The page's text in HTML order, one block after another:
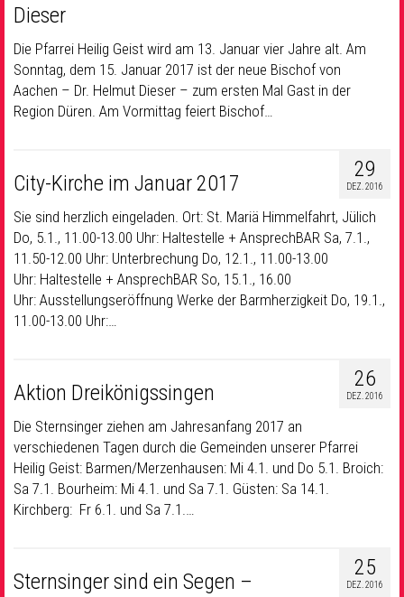
Dieser
Die Pfarrei Heilig Geist wird am 13. Januar vier Jahre alt. Am
Sonntag, dem 15. Januar 2017 ist der neue Bischof von
Aachen – Dr. Helmut Dieser – zum ersten Mal Gast in der
Region Düren. Am Vormittag feiert Bischof…
29
DEZ. 2016
City-Kirche im Januar 2017
Sie sind herzlich eingeladen. Ort: St. Mariä Himmelfahrt, Jülich
Do, 5.1., 11.00-13.00 Uhr: Haltestelle + AnsprechBAR Sa, 7.1.,
11.50-12.00 Uhr: Unterbrechung Do, 12.1., 11.00-13.00
Uhr: Haltestelle + AnsprechBAR So, 15.1., 16.00
Uhr: Ausstellungseröffnung Werke der Barmherzigkeit Do, 19.1.,
11.00-13.00 Uhr:…
26
DEZ. 2016
Aktion Dreikönigssingen
Die Sternsinger ziehen am Jahresanfang 2017 an
verschiedenen Tagen durch die Gemeinden unserer Pfarrei
Heilig Geist: Barmen/Merzenhausen: Mi 4.1. und Do 5.1. Broich:
Sa 7.1. Bourheim: Mi 4.1. und Sa 7.1. Güsten: Sa 14.1.
Kirchberg: Fr 6.1. und Sa 7.1.…
25
DEZ. 2016
Sternsinger sind ein Segen –